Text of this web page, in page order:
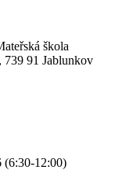
škola
91 Jablunkov
(6:30-12:00)